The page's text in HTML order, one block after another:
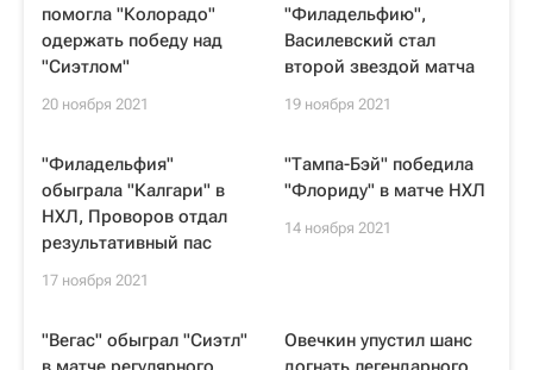
помогла "Колорадо"
одержать победу над
"Сиэтлом"
20 ноября 2021
"Филадельфию",
Василевский стал
второй звездой матча
19 ноября 2021
"Филадельфия"
обыграла "Калгари" в
НХЛ, Проворов отдал
результативный пас
17 ноября 2021
"Тампа-Бэй" победила
"Флориду" в матче НХЛ
14 ноября 2021
"Вегас" обыграл "Сиэтл"
Овечкин упустил шанс